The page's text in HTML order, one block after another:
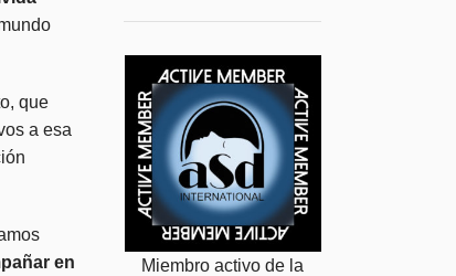
que
a esa
en
Miembro activo de la